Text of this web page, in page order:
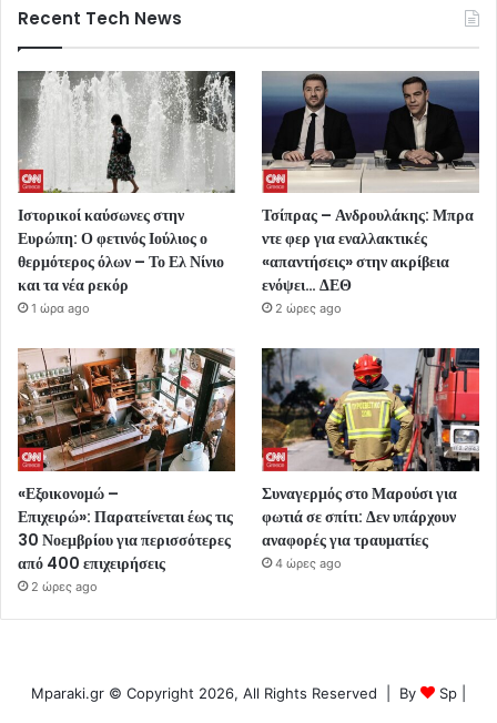
Recent Tech News
Ιστορικοί καύσωνες στην
Ευρώπη: Ο φετινός Ιούλιος ο
θερμότερος όλων – Το Ελ Νίνιο
και τα νέα ρεκόρ
1 ώρα ago
Τσίπρας – Ανδρουλάκης: Μπρα
ντε φερ για εναλλακτικές
«απαντήσεις» στην ακρίβεια
ενόψει… ΔΕΘ
2 ώρες ago
«Εξοικονομώ –
Επιχειρώ»: Παρατείνεται έως τις
30 Νοεμβρίου για περισσότερες
από 400 επιχειρήσεις
2 ώρες ago
Συναγερμός στο Μαρούσι για
φωτιά σε σπίτι: Δεν υπάρχουν
αναφορές για τραυματίες
4 ώρες ago
Mparaki.gr © Copyright 2026, All Rights Reserved | By Sp